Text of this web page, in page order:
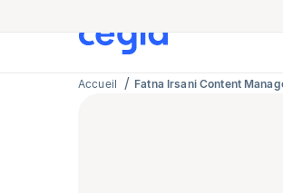
Accueil Fatna Irsani Content